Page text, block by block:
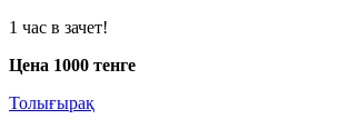
1 час в зачет!
Цена 1000 тенге
Толығырақ